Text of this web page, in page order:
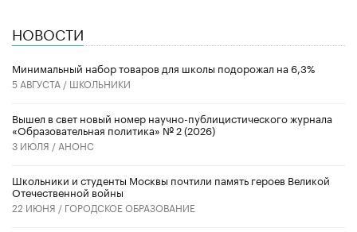
НОВОСТИ
Минимальный набор товаров для школы подорожал на 6,3%
5 АВГУСТА / ШКОЛЬНИКИ
Вышел в свет новый номер научно-публицистического журнала
«Образовательная политика» № 2 (2026)
3 ИЮЛЯ / АНОНС
Школьники и студенты Москвы почтили память героев Великой
Отечественной войны
22 ИЮНЯ / ГОРОДСКОЕ ОБРАЗОВАНИЕ